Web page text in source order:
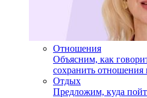
Отношения
Объясним, как
сохранить отношения
Отдых
Предложим, куда